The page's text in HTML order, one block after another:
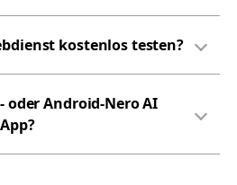
kostenlos testen?
oder Android-Nero AI